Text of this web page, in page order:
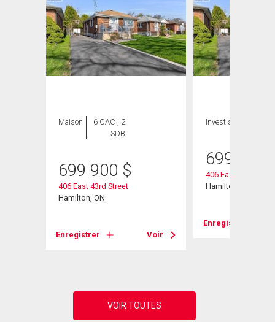
Maison
6 CAC , 2
SDB
699 900 $
406 East 43rd Street
Hamilton, ON
Enregistrer Voir
Investissement
699 900
406 East 43rd Street
Hamilton, ON
Enregistrer